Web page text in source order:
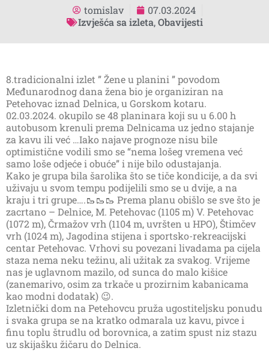
tomislav
07.03.2024
Izvješća sa izleta,Obavijesti
8.tradicionalni izlet ” Žene u planini ” povodom
Međunarodnog dana žena bio je organiziran na
Petehovac iznad Delnica, u Gorskom kotaru.
02.03.2024. okupilo se 48 planinara koji su u 6.00 h
autobusom krenuli prema Delnicama uz jedno stajanje
za kavu ili već …Iako najave prognoze nisu bile
optimistične vodili smo se “nema lošeg vremena već
samo loše odjeće i obuće” i nije bilo odustajanja.
Kako je grupa bila šarolika što se tiče kondicije, a da svi
uživaju u svom tempu podijelili smo se u dvije, a na
kraju i tri grupe….🥾🥾🥾 Prema planu obišlo se sve što je
zacrtano – Delnice, M. Petehovac (1105 m) V. Petehovac
(1072 m), Črmažov vrh (1104 m, uvršten u HPO), Štimčev
vrh (1024 m), Jagodina stijena i sportsko-rekreacijski
centar Petehovac. Vrhovi su povezani livadama pa cijela
staza nema neku težinu, ali užitak za svakog. Vrijeme
nas je uglavnom mazilo, od sunca do malo kišice
(zanemarivo, osim za trkače u prozirnim kabanicama
kao modni dodatak) 😉.
Izletnički dom na Petehovcu pruža ugostiteljsku ponudu
i svaka grupa se na kratko odmarala uz kavu, pivce i
finu toplu štrudlu od borovnica, a zatim spust niz stazu
uz skijašku žičaru do Delnica.